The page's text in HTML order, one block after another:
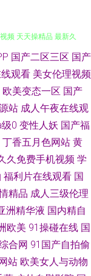
极品午夜剧场 天天干
频 天天操精品 最新久
碰 福利视频合集91 97
国产av豆花 久久国产
123 AV超碰导航 成人
红桃伦理影院 麻豆快
屄日韩网址 国产精品
国产二区三区 国产
观看 美女伦理视频
欧美变态一区 国产
站 成人午夜在线观
0 变性人妖 国产福
丁香五月色网站 黄
久免费手机视频 学
福利片在线观看 国
精品 成人三级伦理
洲精华液 国内精自
欧美 91操碰在线 国
合网 91国产自拍偷
站 欧美女人与动物